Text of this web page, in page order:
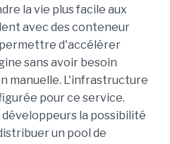
la vie plus facile aux
avec des conteneur
d'accélérer
sans avoir besoin
manuelle. L'infrastructure
pour ce service.
la possibilité
un pool de